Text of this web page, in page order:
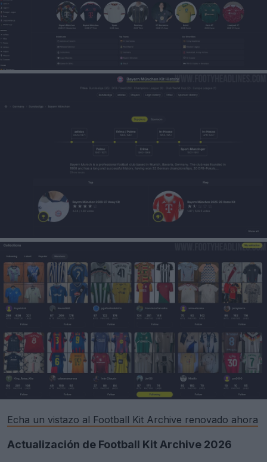
Echa un vistazo al Football Kit Archive renovado ahora
Actualización de Football Kit Archive 2026